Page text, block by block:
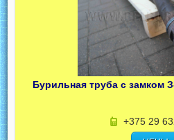
Бурильная труба с замком
+375 29